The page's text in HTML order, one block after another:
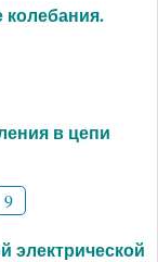
в цепи
9
электрической